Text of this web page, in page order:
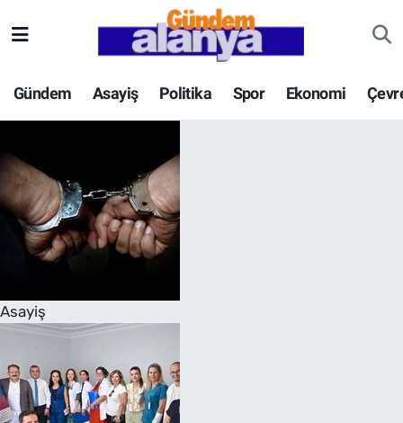
Gündem Asayiş Politika Spor Ekonomi
Asayiş